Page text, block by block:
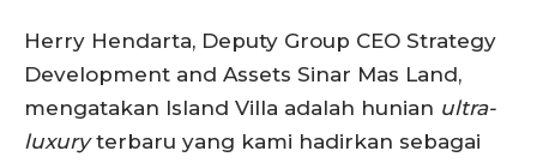
Herry Hendarta, Deputy Group CEO Strategy
Development and Assets Sinar Mas Land,
mengatakan Island Villa adalah hunian ultra-
luxuryterbaru yang kami hadirkan sebagai